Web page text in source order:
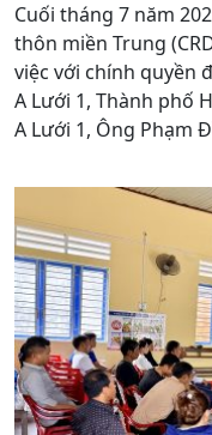
Cuối tháng 7 năm
thôn miền Trung
việc với chính quyền
A Lưới 1, Thành phố
A Lưới 1, Ông Phạm